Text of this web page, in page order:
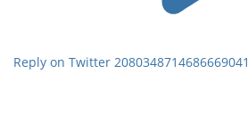
Reply on Twitter 2080348714686669041